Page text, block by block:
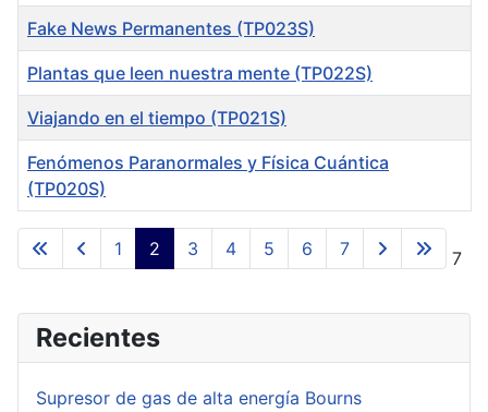
Articles
Fake News Permanentes (TP023S)
Plantas que leen nuestra mente (TP022S)
Viajando en el tiempo (TP021S)
Fenómenos Paranormales y Física Cuántica
(TP020S)
Page 2 of 7
1 2 3 4 5 6 7
Recientes
Supresor de gas de alta energía Bourns